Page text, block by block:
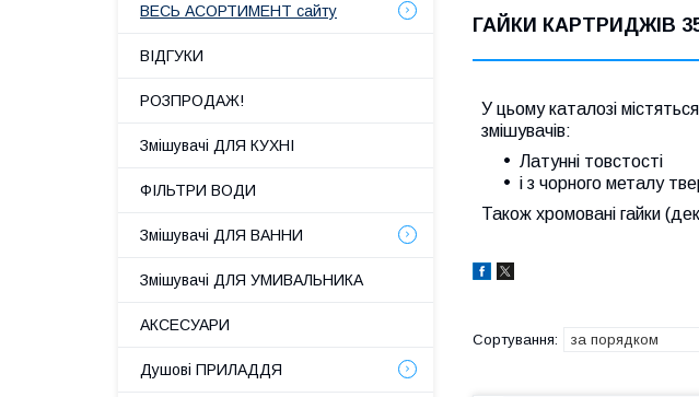
ГАЙКИ КАРТРИДЖІВ 35
У цьому каталозі
змішувачів:
Латунні товстості
і з чорного металу
Також хромовані гайки
ВЕСЬ АСОРТИМЕНТ сайту
ВІДГУКИ
РОЗПРОДАЖ!
Змішувачі ДЛЯ КУХНІ
ФІЛЬТРИ ВОДИ
Змішувачі ДЛЯ ВАННИ
Змішувачі ДЛЯ УМИВАЛЬНИКА
АКСЕСУАРИ
Душові ПРИЛАДДЯ